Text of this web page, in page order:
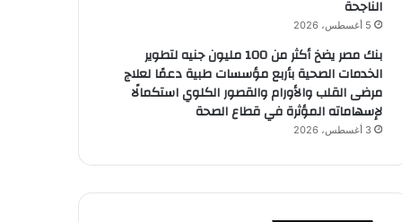
الناجحة
5 أغسطس، 2026
بنك مصر يضخ أكثر من 100 مليون جنيه لتطوير
الخدمات الصحية بأربع مؤسسات طبية دعمًا لعلاج
مرضى القلب والأورام والقصور الكلوي استكمالًا
لإسهاماته المؤثرة في قطاع الصحة
3 أغسطس، 2026